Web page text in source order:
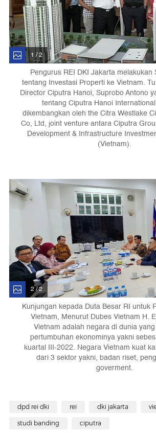
1 / 2
Pengurus REI DKI Jakarta melakukan
tentang Investasi Properti ke Vietnam.
Director Ciputra Hanoi, Suprobo Antono
tentang Ciputra Hanoi
dikembangkan oleh the Citra Westlake
Co, Ltd, joint venture antara Ciputra
Development & Infrastructure
(Vietnam).
2 / 2
Kunjungan kepada Duta Besar RI untuk
Vietnam, Menurut Dubes Vietnam H.
Vietnam adalah negara di dunia
pertumbuhan ekonominya yakni
kuartal III-2022. Negara Vietnam kuat
dari 3 sektor yakni, badan riset,
goverment.
dpd rei dki rei dki jakarta
studi banding ciputra